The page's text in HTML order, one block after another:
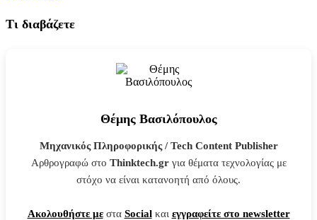
Τι διαβάζετε
Θέμης Βασιλόπουλος
Μηχανικός Πληροφορικής / Tech Content Publisher
Αρθρογραφώ στο Thinktech.grγια θέματα τεχνολογίας με
στόχο να είναι κατανοητή από όλους.
Ακολουθήστε μεστα Socialκαι εγγραφείτε στο newsletter